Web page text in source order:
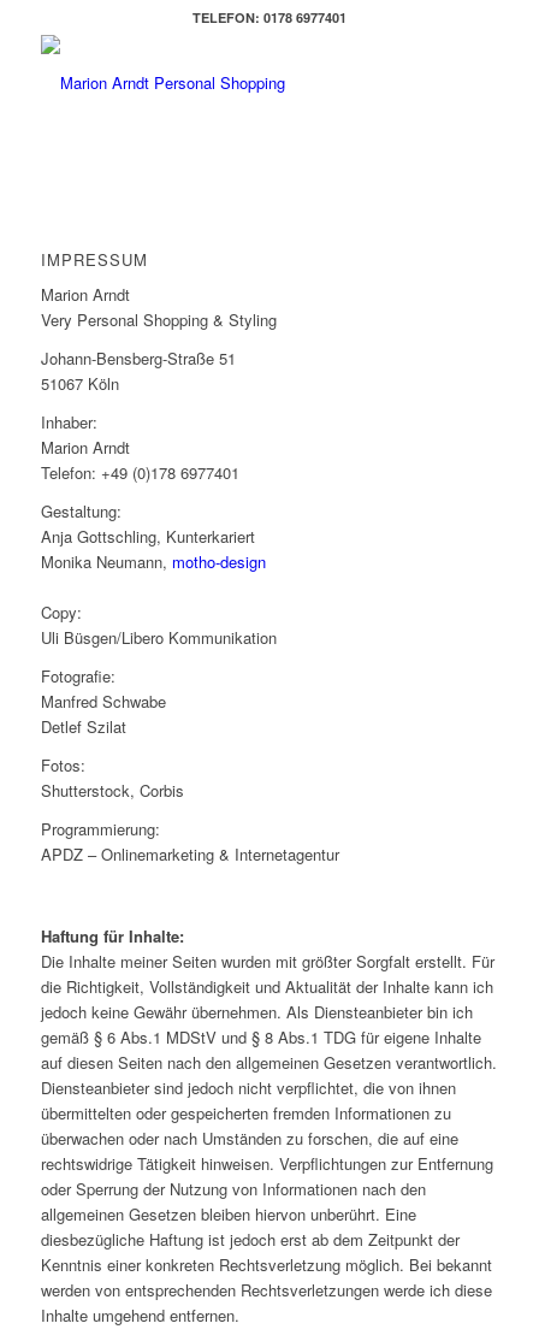
TELEFON: 0178 6977401
IMPRESSUM
Marion Arndt
Very Personal Shopping & Styling
Johann-Bensberg-Straße 51
51067 Köln
Inhaber:
Marion Arndt
Telefon: +49 (0)178 6977401
Gestaltung:
Anja Gottschling, Kunterkariert
Monika Neumann, motho-design
Copy:
Uli Büsgen/Libero Kommunikation
Fotografie:
Manfred Schwabe
Detlef Szilat
Fotos:
Shutterstock, Corbis
Programmierung:
APDZ – Onlinemarketing & Internetagentur
Haftung für Inhalte:
Die Inhalte meiner Seiten wurden mit größter Sorgfalt erstellt. Für
die Richtigkeit, Vollständigkeit und Aktualität der Inhalte kann ich
jedoch keine Gewähr übernehmen. Als Diensteanbieter bin ich
gemäß § 6 Abs.1 MDStV und § 8 Abs.1 TDG für eigene Inhalte
auf diesen Seiten nach den allgemeinen Gesetzen verantwortlich.
Diensteanbieter sind jedoch nicht verpflichtet, die von ihnen
übermittelten oder gespeicherten fremden Informationen zu
überwachen oder nach Umständen zu forschen, die auf eine
rechtswidrige Tätigkeit hinweisen. Verpflichtungen zur Entfernung
oder Sperrung der Nutzung von Informationen nach den
allgemeinen Gesetzen bleiben hiervon unberührt. Eine
diesbezügliche Haftung ist jedoch erst ab dem Zeitpunkt der
Kenntnis einer konkreten Rechtsverletzung möglich. Bei bekannt
werden von entsprechenden Rechtsverletzungen werde ich diese
Inhalte umgehend entfernen.